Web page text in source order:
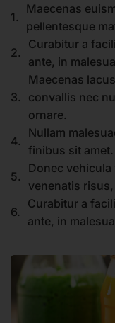
1.
Maecenas
pellentesque
2.
Curabitur a
ante, in
3.
Maecenas
convallis nec
ornare.
4.
Nullam
finibus sit
5.
Donec
venenatis
6.
Curabitur a
ante, in